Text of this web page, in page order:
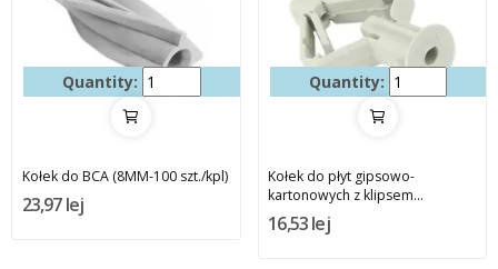
Quantity:
Kołek do BCA (8MM-100 szt./kpl)
23,97 lej
Quantity:
Kołek do płyt gipsowo-
kartonowych z klipsem...
16,53 lej